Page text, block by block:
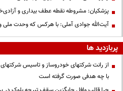
پزشکیان: مشروطه نقطه عطف بیداری و
آیت‌الله جوادی آملی: با هرکس که وحدت ملی و
پربازدید ها
از رانت‌ شرکتهای خودروساز و تاسیس شرکتهای
با چه هدفی صورت گرفته است